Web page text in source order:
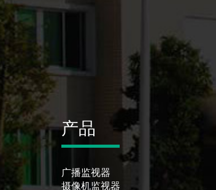
产品
广播监视器
摄像机监视器